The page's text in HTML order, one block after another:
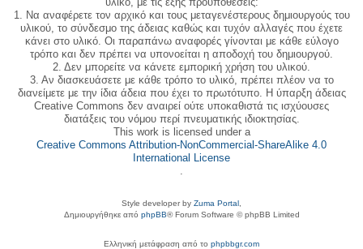
1. Να αναφέρετε τον αρχικό και τους μεταγενέστερους δημιουργούς του
υλικού, το σύνδεσμο της άδειας καθώς και τυχόν αλλαγές που έχετε
κάνει στο υλικό. Οι παραπάνω αναφορές γίνονται με κάθε εύλογο
τρόπο και δεν πρέπει να υπονοείται η αποδοχή του δημιουργού.
2. Δεν μπορείτε να κάνετε εμπορική χρήση του υλικού.
3. Αν διασκευάσετε με κάθε τρόπο το υλικό, πρέπει πλέον να το
διανείμετε με την ίδια άδεια που έχει το πρωτότυπο. Η ύπαρξη άδειας
Creative Commons δεν αναιρεί ούτε υποκαθιστά τις ισχύουσες
διατάξεις του νόμου περί πνευματικής ιδιοκτησίας.
This work is licensed under a
Creative Commons Attribution-NonCommercial-ShareAlike 4.0
International License
Style developer by Zuma Portal ,
Δημιουργήθηκε από phpBB® Forum Software © phpBB Limited
Ελληνική μετάφραση από το phpbbgr.com